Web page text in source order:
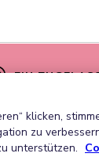
EIN
klicken,
zu
unterstützen.